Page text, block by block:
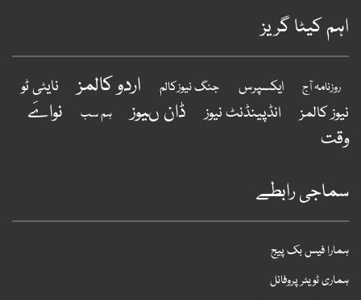
کیٹا گریز
روزنامہ آج ایکسپرس جنگ نیوزکالم اردو کالمز
نایٹی ٹو
کالمز
انڈپینڈنٹ نیوز ڈان ںیوز ہم سب
نواےَ
رابطے
فیس بک پیج
ٹویٹر پروفائل